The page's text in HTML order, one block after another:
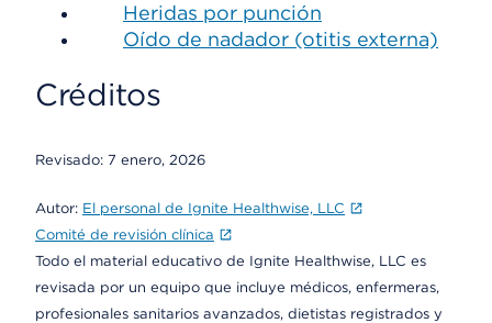
Heridas por punción
Oído de nadador (otitis externa)
Créditos
Revisado: 7 enero, 2026
Autor: El personal de Ignite Healthwise, LLC
Comité de revisión clínica
Todo el material educativo de Ignite Healthwise, LLC es
revisada por un equipo que incluye médicos, enfermeras,
profesionales sanitarios avanzados, dietistas registrados y